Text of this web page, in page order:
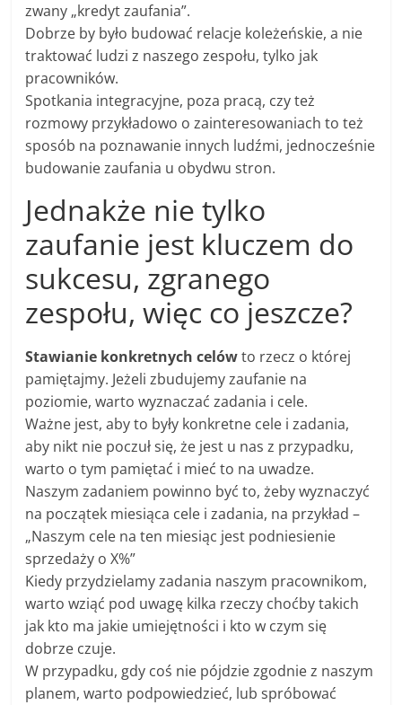
zwany „kredyt zaufania”.
Dobrze by było budować relacje koleżeńskie, a nie
traktować ludzi z naszego zespołu, tylko jak
pracowników.
Spotkania integracyjne, poza pracą, czy też
rozmowy przykładowo o zainteresowaniach to też
sposób na poznawanie innych ludźmi, jednocześnie
budowanie zaufania u obydwu stron.
Jednakże nie tylko
zaufanie jest kluczem do
sukcesu, zgranego
zespołu, więc co jeszcze?
Stawianie konkretnych celówto rzecz o której
pamiętajmy. Jeżeli zbudujemy zaufanie na
poziomie, warto wyznaczać zadania i cele.
Ważne jest, aby to były konkretne cele i zadania,
aby nikt nie poczuł się, że jest u nas z przypadku,
warto o tym pamiętać i mieć to na uwadze.
Naszym zadaniem powinno być to, żeby wyznaczyć
na początek miesiąca cele i zadania, na przykład –
„Naszym cele na ten miesiąc jest podniesienie
sprzedaży o X%”
Kiedy przydzielamy zadania naszym pracownikom,
warto wziąć pod uwagę kilka rzeczy choćby takich
jak kto ma jakie umiejętności i kto w czym się
dobrze czuje.
W przypadku, gdy coś nie pójdzie zgodnie z naszym
planem, warto podpowiedzieć, lub spróbować